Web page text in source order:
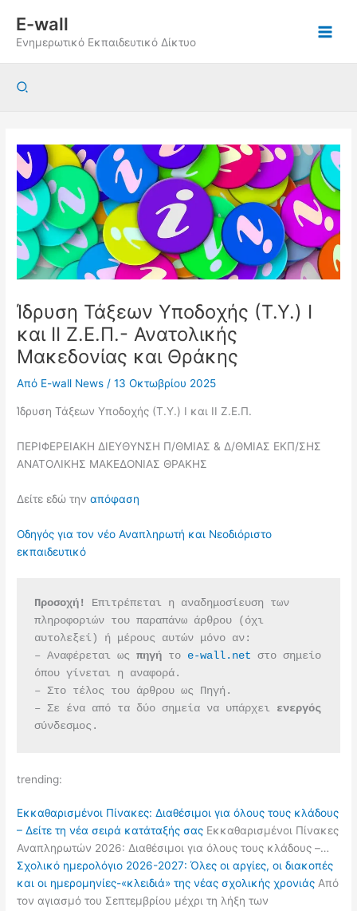
περιεχόμενο
E-wall
Ενημερωτικό Εκπαιδευτικό Δίκτυο
Αναζήτηση
Ίδρυση Τάξεων Υποδοχής (Τ.Υ.) Ι
και ΙΙ Ζ.Ε.Π.- Ανατολικής
Μακεδονίας και Θράκης
Από E-wall News/13 Οκτωβρίου 2025
Ίδρυση Τάξεων Υποδοχής (Τ.Υ.) Ι και ΙΙ Ζ.Ε.Π.
ΠΕΡΙΦΕΡΕΙΑΚΗ ΔΙΕΥΘΥΝΣΗ Π/ΘΜΙΑΣ & Δ/ΘΜΙΑΣ ΕΚΠ/ΣΗΣ
ΑΝΑΤΟΛΙΚΗΣ ΜΑΚΕΔΟΝΙΑΣ ΘΡΑΚΗΣ
Δείτε εδώ τηναπόφαση
Οδηγός για τον νέο Αναπληρωτή και Νεοδιόριστο
εκπαιδευτικό
Προσοχή!
Επιτρέπεται η αναδημοσίευση των
πληροφοριών του παραπάνω άρθρου (όχι
αυτολεξεί) ή μέρους αυτών μόνο αν:
– Αναφέρεται ως πηγή το e-wall.net στο σημείο
όπου γίνεται η αναφορά.
– Στο τέλος του άρθρου ως Πηγή.
– Σε ένα από τα δύο σημεία να υπάρχει
ενεργός
σύνδεσμος.
trending:
Εκκαθαρισμένοι Πίνακες: Διαθέσιμοι για όλους τους κλάδους
– Δείτε τη νέα σειρά κατάταξής σας Εκκαθαρισμένοι Πίνακες
Αναπληρωτών 2026: Διαθέσιμοι για όλους τους κλάδους –…
Σχολικό ημερολόγιο 2026-2027: Όλες οι αργίες, οι διακοπές
και οι ημερομηνίες-«κλειδιά» της νέας σχολικής χρονιάς Από
τον αγιασμό του Σεπτεμβρίου μέχρι τη λήξη των